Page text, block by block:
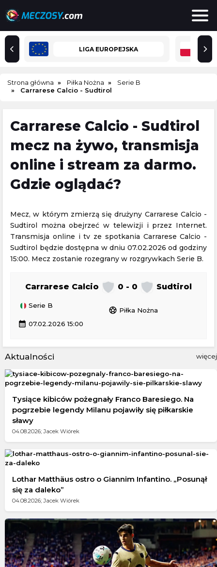
LIGA EUROPEJSKA
Strona główna Piłka Nożna
Serie B
Carrarese Calcio - Sudtirol
Carrarese Calcio - Sudtirol
mecz na żywo, transmisja
online i stream za darmo.
Gdzie oglądać?
Mecz, w którym zmierzą się drużyny Carrarese Calcio -
Sudtirol można obejrzeć w telewizji i przez Internet.
Transmisja online i tv ze spotkania Carrarese Calcio -
Sudtirol będzie dostępna w dniu 07.02.2026 od godziny
15:00. Mecz zostanie rozegrany w rozgrywkach Serie B.
Carrarese Calcio 0 - 0 Sudtirol
Serie B
sports_soccer Piłka Nożna
calendar_month 07.02.2026 15:00
Aktualności więcej
Tysiące kibiców pożegnały Franco Baresiego. Na
pogrzebie legendy Milanu pojawiły się piłkarskie
sławy
04.08.2026; Jacek Wiórek
Lothar Matthäus ostro o Giannim Infantino. „Posunął
się za daleko”
04.08.2026; Jacek Wiórek